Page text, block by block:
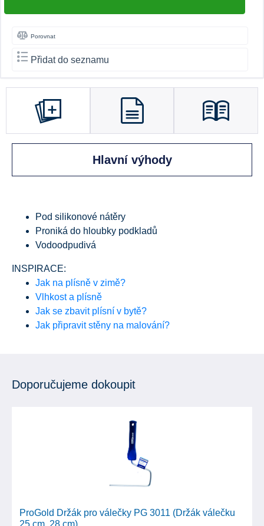
Porovnat
Přidat do seznamu
Hlavní výhody
Pod silikonové nátěry
Proniká do hloubky podkladů
Vodoodpudivá
INSPIRACE:
Jak na plísně v zimě?
Vlhkost a plísně
Jak se zbavit plísní v bytě?
Jak připravit stěny na malování?
Doporučujeme dokoupit
ProGold Držák pro válečky PG 3011 (Držák válečku
25 cm, 28 cm)